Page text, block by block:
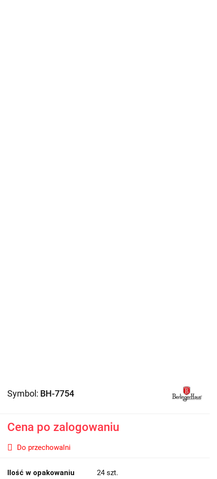
Symbol: BH-7754
Cena po zalogowaniu
Do przechowalni
Ilość w opakowaniu 24 szt.